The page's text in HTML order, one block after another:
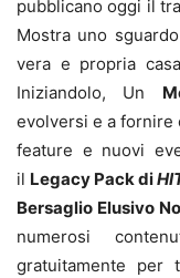
pubblicano oggi il
Mostra uno
vera e propria
Iniziandolo, Un
evolversi e a fornire
feature e nuovi
il Legacy Pack di
Bersaglio Elusivo
numerosi
gratuitamente per